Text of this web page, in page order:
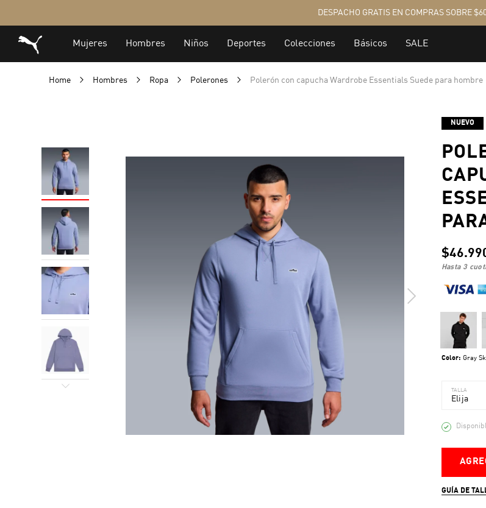
Home Hombres Ropa Polerones Polerón con capucha Wardrobe Essentials Suede para hombre
NUEVO
hasta 3
Color: Gray
TALLA
Elija
GUÍA DE